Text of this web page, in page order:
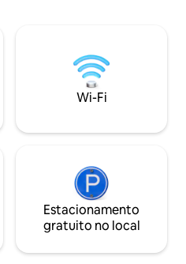
169 passa
Casino
de
ou um fim de
vai adorar o
acomodações
espaço que você
Wi-Fi
Estacionamento
gratuito no local